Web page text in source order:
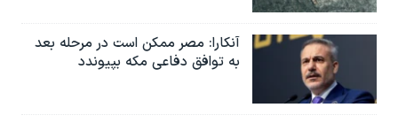
آنکارا: مصر ممکن است در مرحله بعد
به توافق دفاعی مکه بپیوندد